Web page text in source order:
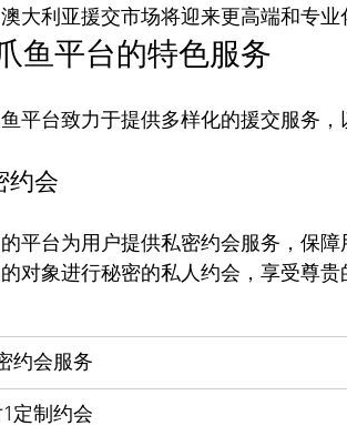
澳大利亚援交市场将迎来更高端和专
鱼平台的特色服务
约会
平台为用户提供私密约会服务，保
约会服务
1定制约会